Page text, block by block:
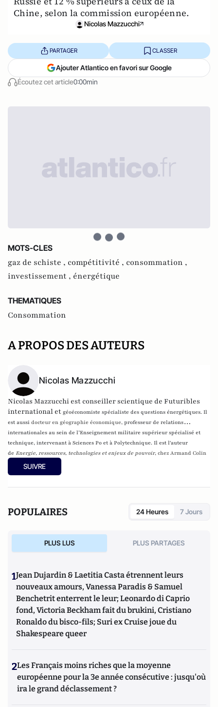
Chine, selon la commission européenne.
Nicolas Mazzucchi
Écoutez cet article0:00min
PARTAGER CLASSER
Ajouter Atlantico en favori sur Google
MOTS-CLES
gaz de schiste , compétitivité , consommation ,
investissement , énergétique
THEMATIQUES
Consommation
A PROPOS DES AUTEURS
Nicolas Mazzucchi
Nicolas Mazzucchi est conseiller scientique de Futuribles
international et géoéconomiste spécialiste des questions énergétiques. Il
est aussi docteur en géographie économique, professeur de relations
internationales au sein de l’Enseignement militaire supérieur spécialisé et
technique, intervenant à Sciences Po et à Polytechnique. Il est l'auteur
de Energie, ressources, technologies et enjeux de pouvoir, chez Armand Colin
(2017) et avec O. Kempf et F-B. Huyghe,
2015.
SUIVRE
POPULAIRES 24 Heures 7 Jours
PLUS LUS PLUS PARTAGES
1Jean Dujardin & Laetitia Casta étrennent leurs
nouveaux amours, Vanessa Paradis & Samuel
Benchetrit enterrent le leur; Leonardo di Caprio
fond, Victoria Beckham fait du brukini, Cristiano
Ronaldo du bisco-fils; Suri ex Cruise joue du
Shakespeare queer
2Les Français moins riches que la moyenne
européenne pour la 3e année consécutive : jusqu'où
ira le grand déclassement ?